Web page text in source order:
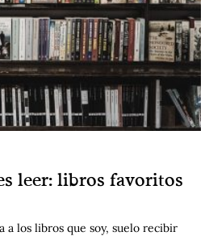
leer: libros favoritos
a los libros que soy, suelo recibir